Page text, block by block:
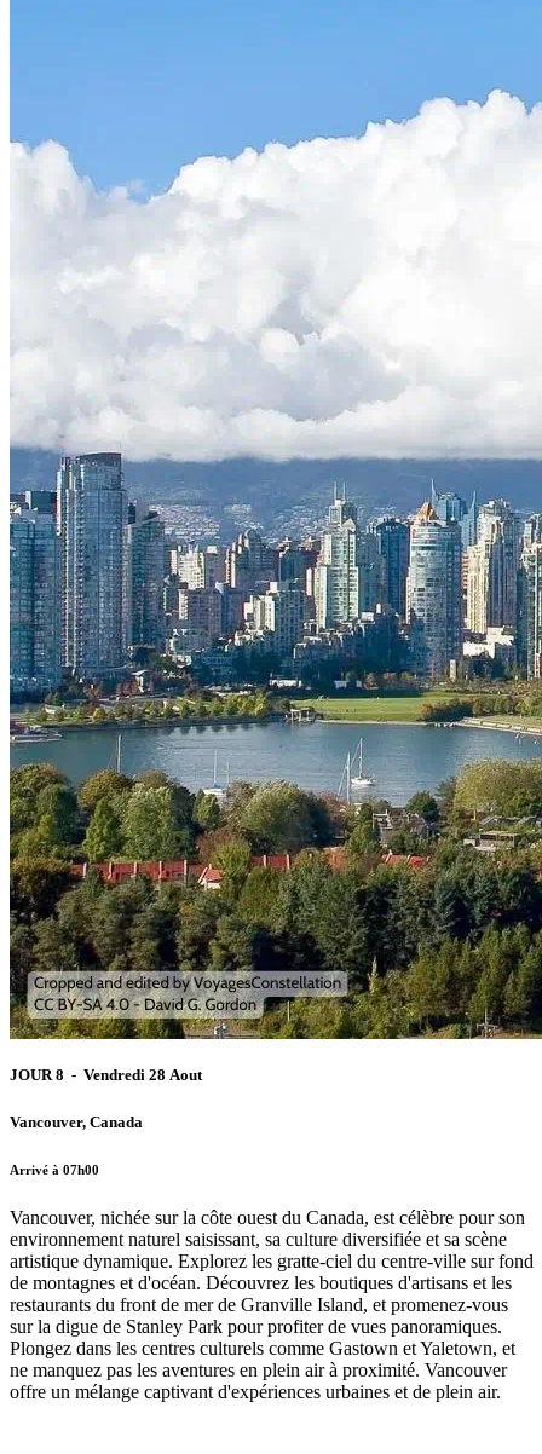
JOUR 8 - Vendredi 28 Aout
Vancouver, Canada
Arrivé à 07h00
Vancouver, nichée sur la côte ouest du Canada, est célèbre pour son
environnement naturel saisissant, sa culture diversifiée et sa scène
artistique dynamique. Explorez les gratte-ciel du centre-ville sur fond
de montagnes et d'océan. Découvrez les boutiques d'artisans et les
restaurants du front de mer de Granville Island, et promenez-vous
sur la digue de Stanley Park pour profiter de vues panoramiques.
Plongez dans les centres culturels comme Gastown et Yaletown, et
ne manquez pas les aventures en plein air à proximité. Vancouver
offre un mélange captivant d'expériences urbaines et de plein air.